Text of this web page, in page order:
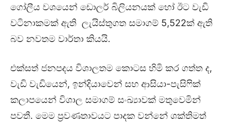
ගෝලීය වශයෙන් ඩොලර් බිලියනයක් හෝ ඊට වැඩි
වටිනාකමක් ඇති ලැයිස්තුගත සමාගම් 5,522ක් ඇති
බව නවතම වාර්තා කියයි.
එක්සත් ජනපදය විශාලතම කොටස හිමි කර ගත්ත ද,
වැඩි වැඩියෙන්, ඉන්දියාවෙන් සහ ආසියා-පැසිෆික්
කලාපයෙන් විශාල සමාගම් සංඛ්‍යාවක් මතුවෙමින්
පවතී. මෙම ප්‍රවණතාවයට පාදක වන්නේ ශක්තිමත්